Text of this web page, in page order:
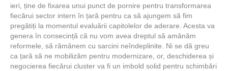
ieri, ține de fixarea unui punct de pornire pentru transformarea
fiecărui sector intern în țară pentru ca să ajungem să fim
pregătiți la momentul evaluării capitolelor de aderare. Acesta va
genera în consecință că nu vom avea dreptul să amânăm
reformele, să rămânem cu sarcini neîndeplinite. Ni se dă greu
ca țară să ne mobilizăm pentru modernizare, or, deschiderea și
negocierea fiecărui cluster va fi un imbold solid pentru schimbări